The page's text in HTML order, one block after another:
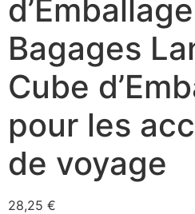
Bagages
Cube
pour les
de voyage
28,25 €